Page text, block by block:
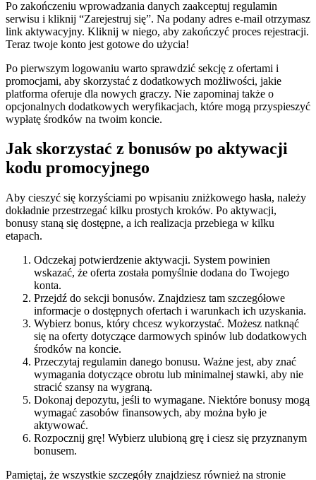
Po zakończeniu wprowadzania danych zaakceptuj regulamin
serwisu i kliknij “Zarejestruj się”. Na podany adres e-mail otrzymasz
link aktywacyjny. Kliknij w niego, aby zakończyć proces rejestracji.
Teraz twoje konto jest gotowe do użycia!
Po pierwszym logowaniu warto sprawdzić sekcję z ofertami i
promocjami, aby skorzystać z dodatkowych możliwości, jakie
platforma oferuje dla nowych graczy. Nie zapominaj także o
opcjonalnych dodatkowych weryfikacjach, które mogą przyspieszyć
wypłatę środków na twoim koncie.
Jak skorzystać z bonusów po aktywacji
kodu promocyjnego
Aby cieszyć się korzyściami po wpisaniu zniżkowego hasła, należy
dokładnie przestrzegać kilku prostych kroków. Po aktywacji,
bonusy staną się dostępne, a ich realizacja przebiega w kilku
etapach.
Odczekaj potwierdzenie aktywacji. System powinien
wskazać, że oferta została pomyślnie dodana do Twojego
konta.
Przejdź do sekcji bonusów. Znajdziesz tam szczegółowe
informacje o dostępnych ofertach i warunkach ich uzyskania.
Wybierz bonus, który chcesz wykorzystać. Możesz natknąć
się na oferty dotyczące darmowych spinów lub dodatkowych
środków na koncie.
Przeczytaj regulamin danego bonusu. Ważne jest, aby znać
wymagania dotyczące obrotu lub minimalnej stawki, aby nie
stracić szansy na wygraną.
Dokonaj depozytu, jeśli to wymagane. Niektóre bonusy mogą
wymagać zasobów finansowych, aby można było je
aktywować.
Rozpocznij grę! Wybierz ulubioną grę i ciesz się przyznanym
bonusem.
Pamiętaj, że wszystkie szczegóły znajdziesz również na stronie